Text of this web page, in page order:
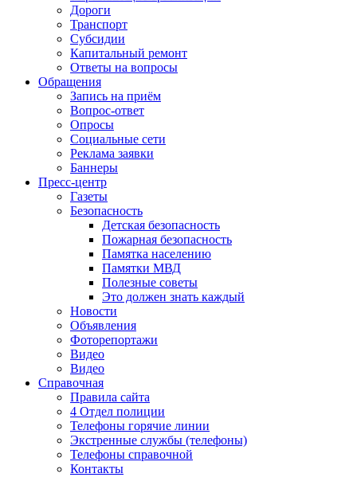
Дороги
Транспорт
Субсидии
Капитальный ремонт
Ответы на вопросы
Обращения
Запись на приём
Вопрос-ответ
Опросы
Социальные сети
Реклама заявки
Баннеры
Пресс-центр
Газеты
Безопасность
Детская безопасность
Пожарная безопасность
Памятка населению
Памятки МВД
Полезные советы
Это должен знать каждый
Новости
Объявления
Фоторепортажи
Видео
Видео
Справочная
Правила сайта
4 Отдел полиции
Телефоны горячие линии
Экстренные службы (телефоны)
Телефоны справочной
Контакты